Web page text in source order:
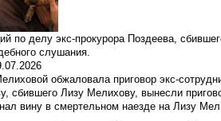
по делу экс-прокурора Поздеева,
слушания.
обжаловала приговор экс-
сбившего Лизу Мелихову, вынесли
вину в смертельном наезде на Лизу